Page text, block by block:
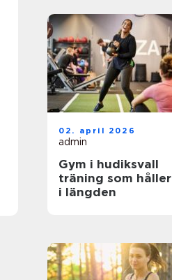
02. april 2026
admin
Gym i hudiksvall
träning som håller
i längden